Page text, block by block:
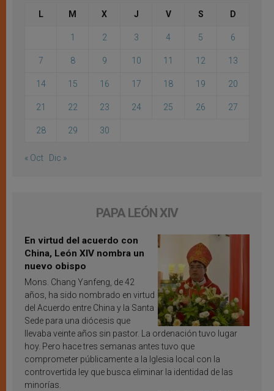
L M X J V S D
1 2 3 4 5 6
7 8 9 10 11 12 13
14 15 16 17 18 19 20
21 22 23 24 25 26 27
28 29 30
« Oct Dic »
PAPA LEÓN XIV
En virtud del acuerdo con
China, León XIV nombra un
nuevo obispo
Mons. Chang Yanfeng, de 42
años, ha sido nombrado en virtud
del Acuerdo entre China y la Santa
Sede para una diócesis que
llevaba veinte años sin pastor. La ordenación tuvo lugar
hoy. Pero hace tres semanas antes tuvo que
comprometer públicamente a la Iglesia local con la
controvertida ley que busca eliminar la identidad de las
minorías.